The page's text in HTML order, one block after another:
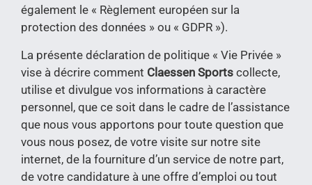
également le « Règlement européen sur la
protection des données » ou « GDPR »).
La présente déclaration de politique « Vie Privée »
vise à décrire comment Claessen Sports collecte,
utilise et divulgue vos informations à caractère
personnel, que ce soit dans le cadre de l’assistance
que nous vous apportons pour toute question que
vous nous posez, de votre visite sur notre site
internet, de la fourniture d’un service de notre part,
de votre candidature à une offre d’emploi ou tout